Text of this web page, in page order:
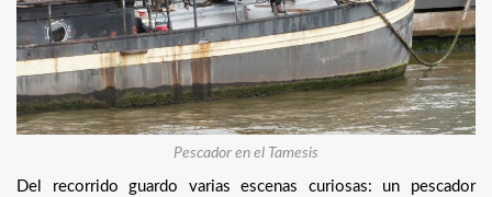
Pescador en el Tamesis
Del recorrido guardo varias escenas curiosas: un pescador